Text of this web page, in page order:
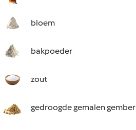
bloem
bakpoeder
zout
gedroogde gemalen gember